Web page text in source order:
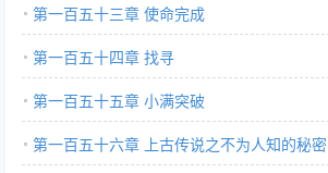
第一百五十三章 使命完成
第一百五十四章 找寻
第一百五十五章 小满突破
第一百五十六章 上古传说之不为人知的秘密